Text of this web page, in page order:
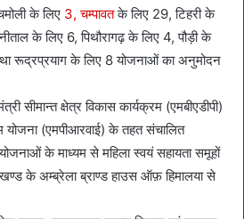
के लिए 3, चम्पावतके लिए 29, टिहरी के
के लिए 6, पिथौरागढ़ के लिए 4, पौड़ी के
रूद्रप्रयाग के लिए 8 योजनाओं का अनुमोदन
सीमान्त क्षेत्र विकास कार्यक्रम (एमबीएडीपी)
योजना (एमपीआरवाई) के तहत संचालित
के माध्यम से महिला स्वयं सहायता समूहों
के अम्ब्रेला ब्राण्ड हाउस ऑफ़ हिमालया से